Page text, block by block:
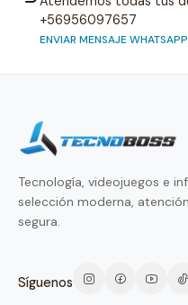
+56956097657
ENVIAR MENSAJE WHATSAPP
Tecnología, videojuegos e
selección moderna,
segura.
Síguenos